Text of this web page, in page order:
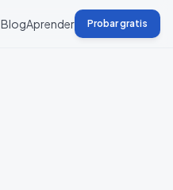
BlogAprender Probar gratis